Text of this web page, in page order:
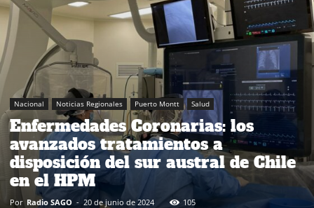
Nacional Noticias Regionales Puerto Montt Salud
Enfermedades Coronarias: los
avanzados tratamientos a
disposición del sur austral de Chile
en el HPM
Por Radio SAGO - 20 de junio de 2024 105